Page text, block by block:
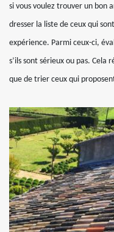
si vous voulez trouver un bon
dresser la liste de ceux qui
expérience. Parmi ceux-ci,
s’ils sont sérieux ou pas. Cela
que de trier ceux qui